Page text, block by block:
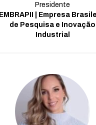
Presidente
EMBRAPII | Empresa
de Pesquisa e Inovação
Industrial